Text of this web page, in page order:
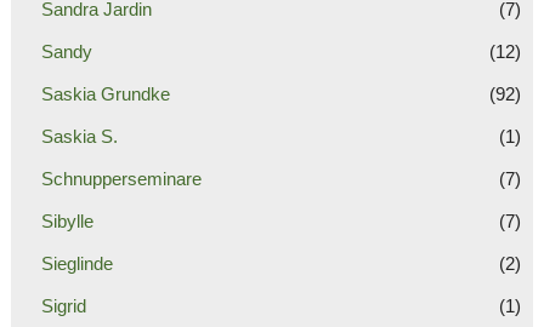
Sandra Jardin (7)
Sandy (12)
Saskia Grundke (92)
Saskia S. (1)
Schnupperseminare (7)
Sibylle (7)
Sieglinde (2)
Sigrid (1)